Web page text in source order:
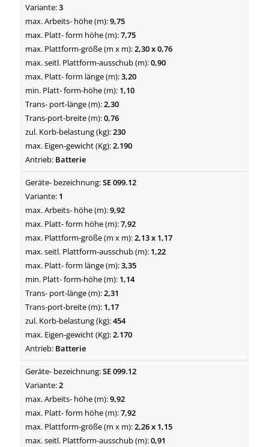
3
9,75
7,75
2,30 x 0,76
0,90
3,20
1,10
2,30
0,76
230
2.190
Batterie
SE 099.12
1
9,92
7,92
2,13 x 1,17
1,22
3,35
1,14
2,31
1,17
454
2.170
Batterie
SE 099.12
2
9,92
7,92
2,26 x 1,15
0,91